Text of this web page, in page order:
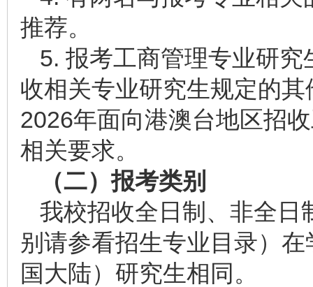
推荐。
5. 报考工商管理专业研
收相关专业研究生规定的
2026年面向港澳台地区招
相关要求。
（二）报考类别
我校招收全日制、非全日
别请参看招生专业目录）
国大陆）研究生相同。